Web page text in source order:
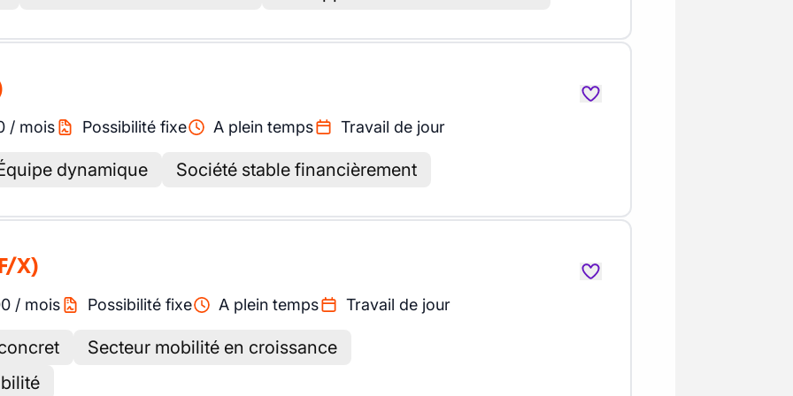
/ mois Possibilité fixe A plein temps Travail de jour
dynamique Société stable financièrement
X)
/ mois Possibilité fixe A plein temps Travail de jour
Secteur mobilité en croissance